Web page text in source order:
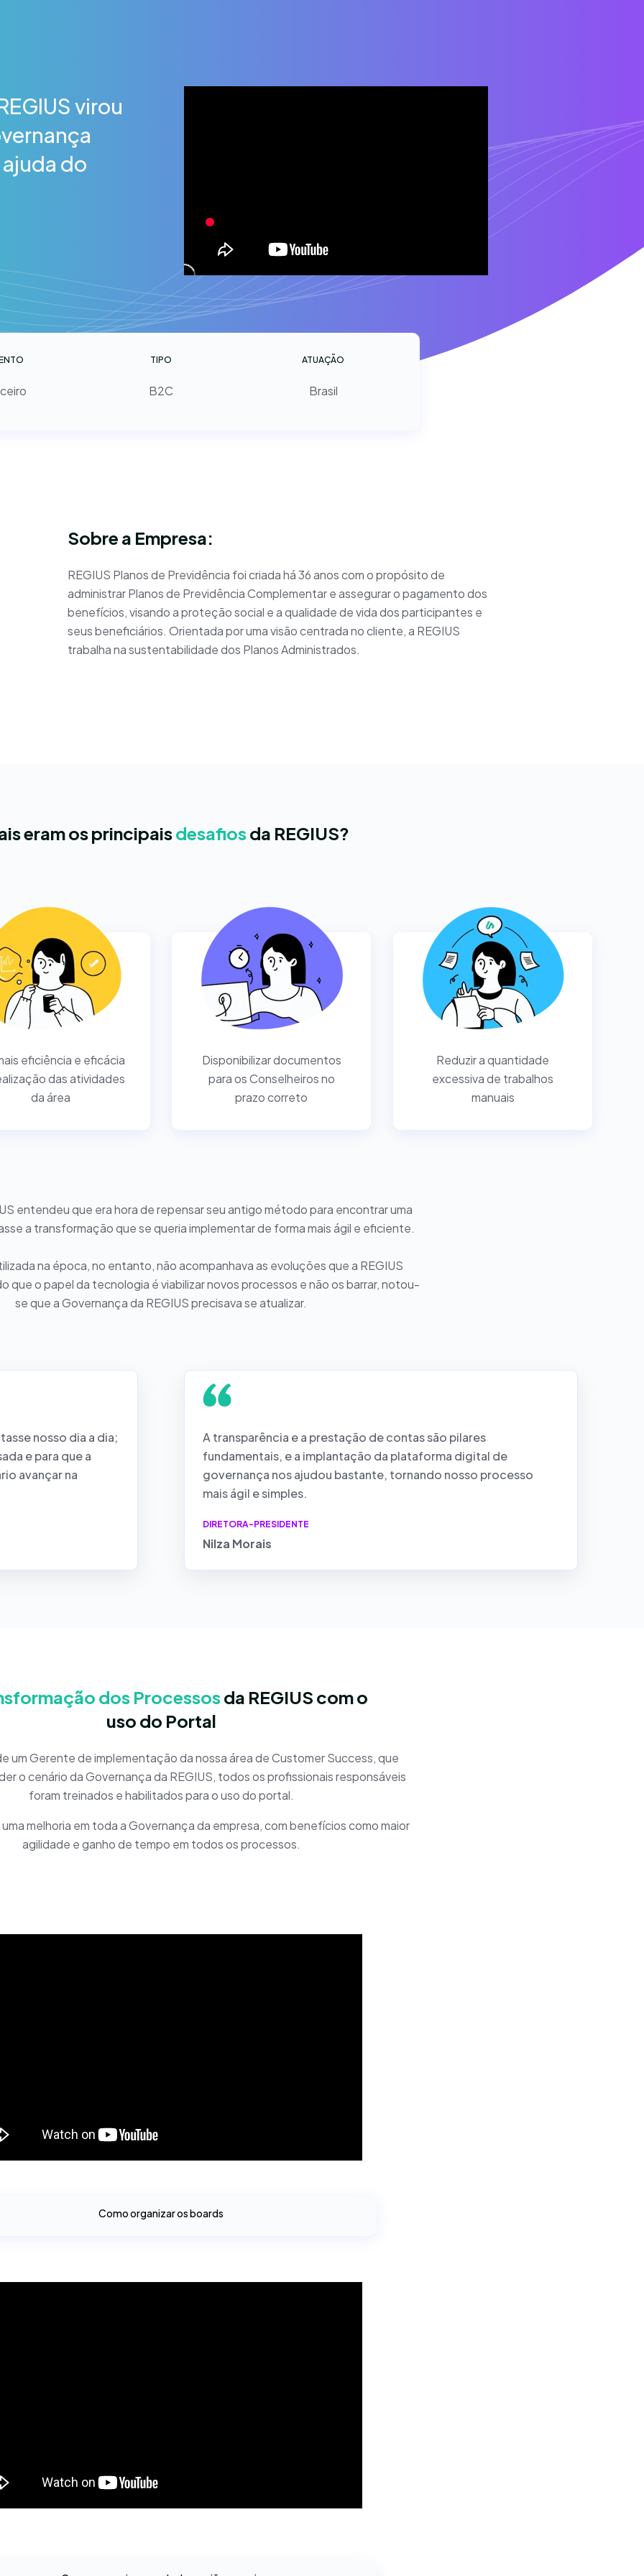
virou
do
TIPO
B2C
ATUAÇÃO
Brasil
Sobre a Empresa:
REGIUS Planos de Previdência foi criada há 36 anos com o propósito de
administrar Planos de Previdência Complementar e assegurar o pagamento dos
benefícios, visando a proteção social e a qualidade de vida dos participantes e
seus beneficiários. Orientada por uma visão centrada no cliente, a REGIUS
trabalha na sustentabilidade dos Planos Administrados.
eram os principaisdesafiosda REGIUS?
eficiência e eficácia
das atividades
da área
Disponibilizar documentos
para os Conselheiros no
prazo correto
Reduzir a quantidade
excessiva de trabalhos
manuais
entendeu que era hora de repensar seu antigo método para encontrar uma
a transformação que se queria implementar de forma mais ágil e eficiente.
na época, no entanto, não acompanhava as evoluções que a REGIUS
que o papel da tecnologia é viabilizar novos processos e não os barrar, notou-
se que a Governança da REGIUS precisava se atualizar.
nosso dia a dia;
e para que a
avançar na
A transparência e a prestação de contas são pilares
fundamentais, e a implantação da plataforma digital de
governança nos ajudou bastante, tornando nosso processo
mais ágil e simples.
DIRETORA-PRESIDENTE
Nilza Morais
dos Processosda REGIUS com o
uso do Portal
um Gerente de implementação da nossa área de Customer Success, que
o cenário da Governança da REGIUS, todos os profissionais responsáveis
foram treinados e habilitados para o uso do portal.
melhoria em toda a Governança da empresa, com benefícios como maior
agilidade e ganho de tempo em todos os processos.
Como organizar os boards